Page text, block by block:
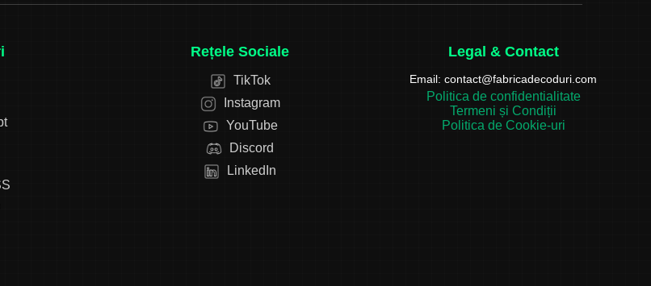
Rețele Sociale
TikTok
Instagram
YouTube
Discord
LinkedIn
Legal & Contact
Email: contact@fabricadecoduri.com
Politica de confidentialitate
Termeni și Condiții
Politica de Cookie-uri